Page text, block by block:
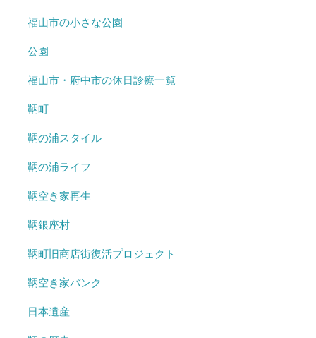
福山市の小さな公園
公園
福山市・府中市の休日診療一覧
鞆町
鞆の浦スタイル
鞆の浦ライフ
鞆空き家再生
鞆銀座村
鞆町旧商店街復活プロジェクト
鞆空き家バンク
日本遺産